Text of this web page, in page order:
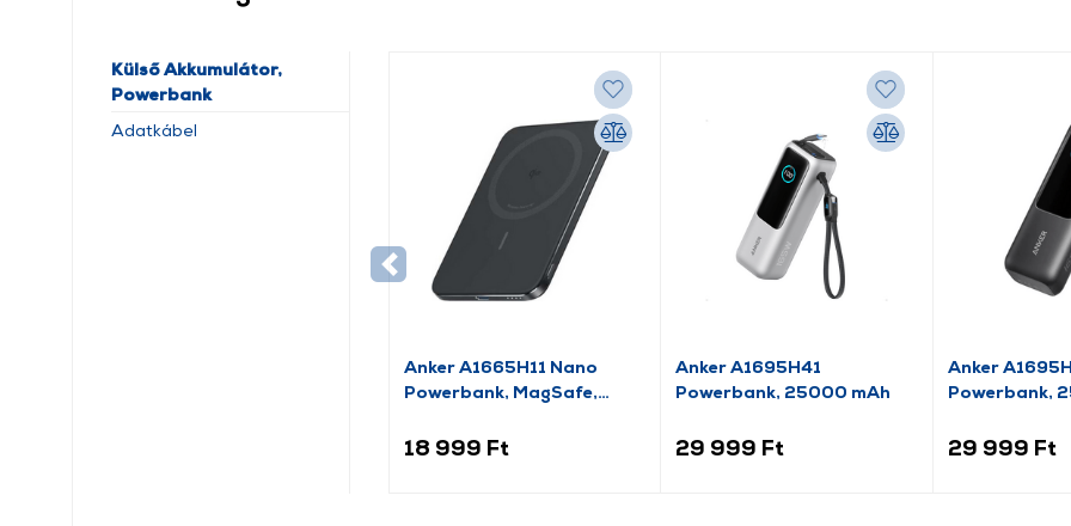
Külső Akkumulátor,
Powerbank
Adatkábel
Anker A1665H11 Nano
Powerbank, MagSafe,
18 999 Ft
Anker A1695H41
Powerbank, 25000 mAh
29 999 Ft
Anker
Powerbank,
29 999 Ft